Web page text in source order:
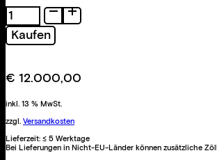
Kleider
aus
Licht
Kaufen
€ 12.000,00
inkl. 13 % MwSt.
zzgl. Versandkosten
Lieferzeit: ≤ 5 Werktage
Bei Lieferungen in Nicht-EU-Länder können zusätzliche